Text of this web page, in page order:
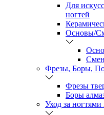
Для
ногтей
Основы/
Фрезы, Боры,
Фрезы
Боры
Уход за